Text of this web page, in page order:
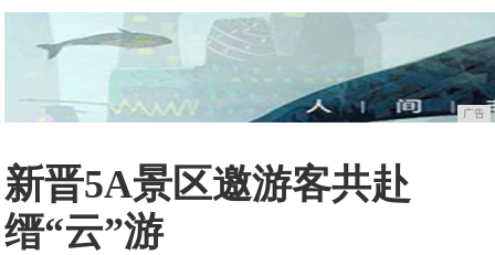
广告
新晋5A景区邀游客共赴
缙“云”游